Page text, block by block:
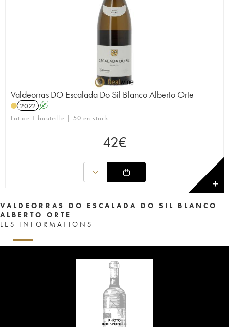
Valdeorras DO Escalada Do Sil Blanco Alberto Orte
2022 A
Lot de 1 bouteille | 50 en stock
42€
✕
VALDEORRAS DO ESCALADA DO SIL BLANCO
ALBERTO ORTE
LES INFORMATIONS